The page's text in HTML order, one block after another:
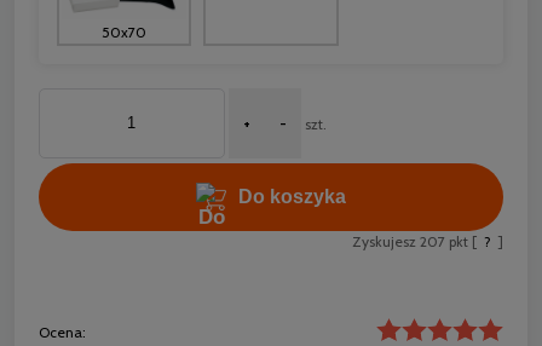
50x70
+ - szt.
Do koszyka
Zyskujesz 207 pkt [ ? ]
Ocena: